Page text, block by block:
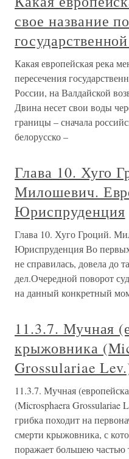
свое название
Какая европейская река
пересечения
России, на Валдайской
Двина несет свои воды
границы – сначала
белорусско –
Глава 10. Хуго
Милошевич.
Юриспруденция
Глава 10. Хуго Гроций.
Юриспруденция Во
не справилась, довела до
дел.Очередной поворот
на данный конкретный
11.3.7. Мучная
крыжовника
Grossulariae
11.3.7. Мучная
(Microsphaera Grossulariae
грибка походит на
смерти крыжовника, с
поражает большею частью